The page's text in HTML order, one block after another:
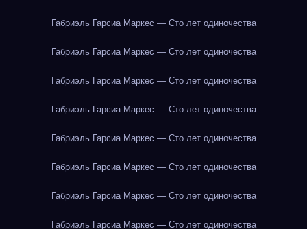
Габриэль Гарсиа Маркес — Сто лет одиночества
Габриэль Гарсиа Маркес — Сто лет одиночества
Габриэль Гарсиа Маркес — Сто лет одиночества
Габриэль Гарсиа Маркес — Сто лет одиночества
Габриэль Гарсиа Маркес — Сто лет одиночества
Габриэль Гарсиа Маркес — Сто лет одиночества
Габриэль Гарсиа Маркес — Сто лет одиночества
Габриэль Гарсиа Маркес — Сто лет одиночества